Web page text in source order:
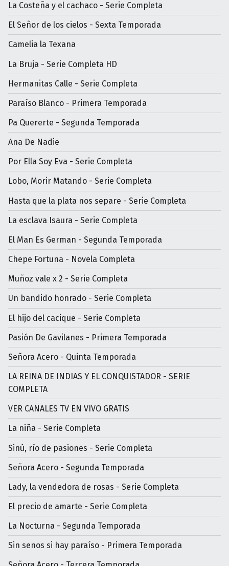
La Costeña y el cachaco - Serie Completa
El Señor de los cielos - Sexta Temporada
Camelia la Texana
La Bruja - Serie Completa HD
Hermanitas Calle - Serie Completa
Paraíso Blanco - Primera Temporada
Pa Quererte - Segunda Temporada
Ana De Nadie
Por Ella Soy Eva - Serie Completa
Lobo, Morir Matando - Serie Completa
Hasta que la plata nos separe - Serie Completa
La esclava Isaura - Serie Completa
El Man Es German - Segunda Temporada
Chepe Fortuna - Novela Completa
Muñoz vale x 2 - Serie Completa
Un bandido honrado - Serie Completa
El hijo del cacique - Serie Completa
Pasión De Gavilanes - Primera Temporada
Señora Acero - Quinta Temporada
LA REINA DE INDIAS Y EL CONQUISTADOR - SERIE
COMPLETA
VER CANALES TV EN VIVO GRATIS
La niña - Serie Completa
Sinú, río de pasiones - Serie Completa
Señora Acero - Segunda Temporada
Lady, la vendedora de rosas - Serie Completa
El precio de amarte - Serie Completa
La Nocturna - Segunda Temporada
Sin senos si hay paraíso - Primera Temporada